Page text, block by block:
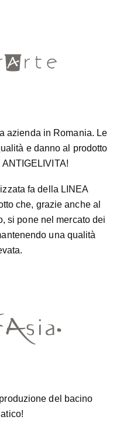
azienda in Romania. Le
e danno al prodotto
ANTIGELIVITA!
fa della LINEA
che, grazie anche al
si pone nel mercato dei
una qualità
del bacino